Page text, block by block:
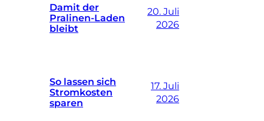
Damit der
Pralinen-Laden
bleibt
20. Juli
2026
So lassen sich
Stromkosten
sparen
17. Juli
2026